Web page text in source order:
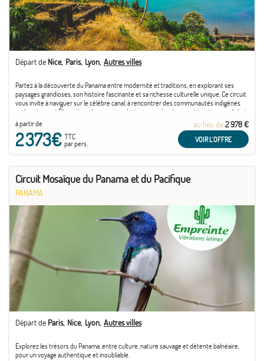
Départ de Nice Paris Lyon Autres villes
Partez à la découverte du Panama entre modernité et traditions, en explorant ses
paysages grandioses, son histoire fascinante et sa richesse culturelle unique. Ce circuit
vous invite à naviguer sur le célèbre canal, à rencontrer des communautés indigènes
authentiques, à flâner dans des quartiers historiques classés au patrimoine mondial, et
à ...
à partir de
2 373€TTC
par pers.
au lieu de2 978 €
VOIR L'OFFRE
Circuit Mosaïque du Panama et du Pacifique
PANAMA
Départ de Paris Nice Lyon Autres villes
Explorez les trésors du Panama, entre culture, nature sauvage et détente balnéaire,
pour un voyage authentique et inoubliable.